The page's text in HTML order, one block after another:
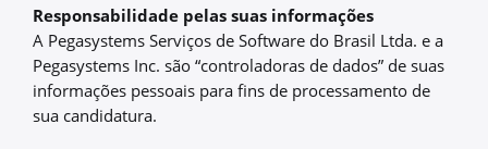
Responsabilidade pelas suas informações
A Pegasystems Serviços de Software do Brasil Ltda. e a
Pegasystems Inc. são “controladoras de dados” de suas
informações pessoais para fins de processamento de
sua candidatura.